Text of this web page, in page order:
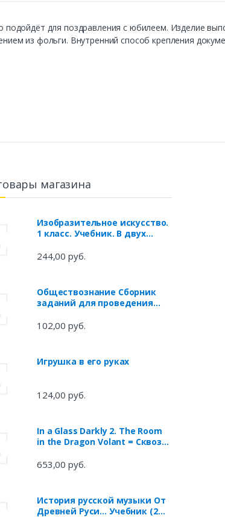
для поздравления с юбилеем. Изделие
из фольги. Внутренний способ крепления
магазина
Изобразительное искусство.
1 класс. Учебник. В двух
244,00 руб.
Обществознание Сборник
заданий для проведения
102,00 руб.
Игрушка в его руках
124,00 руб.
In a Glass Darkly 2. The Room
in the Dragon Volant = Сквозь
отеле "Летятищий Дракон":
653,00 руб.
История русской музыки От
Древней Руси… Учебник (2